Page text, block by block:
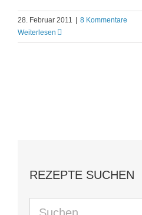
28. Februar 2011
8 Kommentare
Weiterlesen
REZEPTE SUCHEN
Suche